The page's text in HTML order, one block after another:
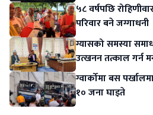
५८ वर्षपछि
परिवार बने जग्गाधनी
ग्यासको समस्या
उत्खनन तत्काल गर्न
ग्वार्कोमा बस
१० जना घाइते